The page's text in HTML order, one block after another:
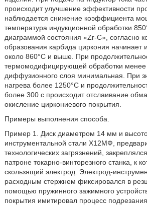
происходит улучшение эффективности
наблюдается снижение коэффициента
температура индукционной обработки
диаграммой состояния «Zr-С», согласно
образования карбида циркония начинает
около 860°С и выше. При
термомодифицирующей обработки менее
диффузионного слоя минимальная. При
нагрева более 1250°С и
более 300 с происходит отслаивание
окисление циркониевого покрытия.
Примеры выполнения способа.
Пример 1. Диск диаметром 14 мм и
инструментальной стали Х12МФ,
технологических загрязнений,
патроне токарно-винторезного станка, к
скользящий электрод. Электрод-
расходным стержнем фиксировался в
помощью пружинного зажимного
покрытия имитировал процесс